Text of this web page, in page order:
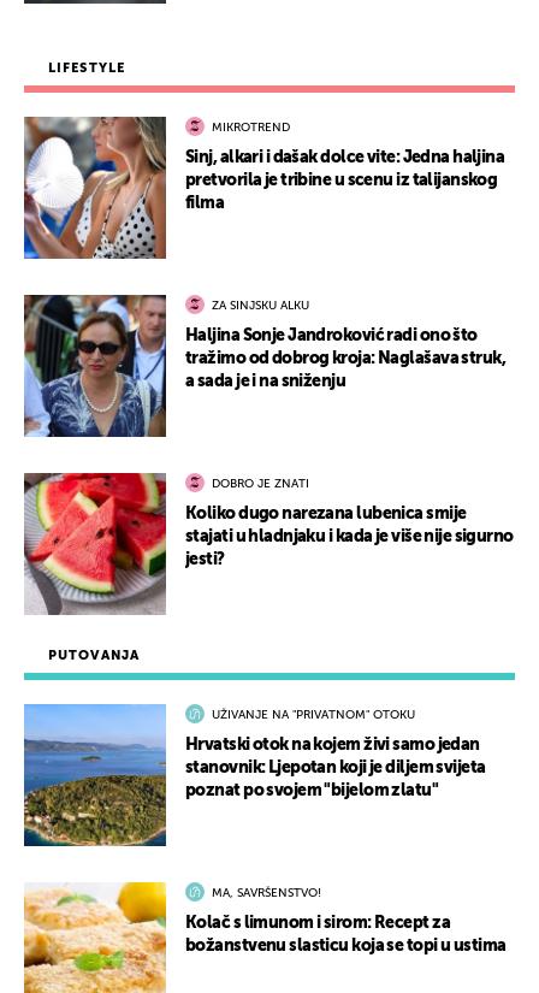
PUTOVANJA
UŽIVANJE NA "PRIVATNOM" OTOKU
Hrvatski otok na kojem živi samo jedan
stanovnik: Ljepotan koji je diljem svijeta
poznat po svojem "bijelom zlatu"
MA, SAVRŠENSTVO!
Kolač s limunom i sirom: Recept za
božanstvenu slasticu koja se topi u ustima
LIFESTYLE
MIKROTREND
Sinj, alkari i dašak dolce vite: Jedna haljina
pretvorila je tribine u scenu iz talijanskog
filma
ZA SINJSKU ALKU
Haljina Sonje Jandroković radi ono što
tražimo od dobrog kroja: Naglašava struk,
a sada je i na sniženju
DOBRO JE ZNATI
Koliko dugo narezana lubenica smije
stajati u hladnjaku i kada je više nije sigurno
jesti?